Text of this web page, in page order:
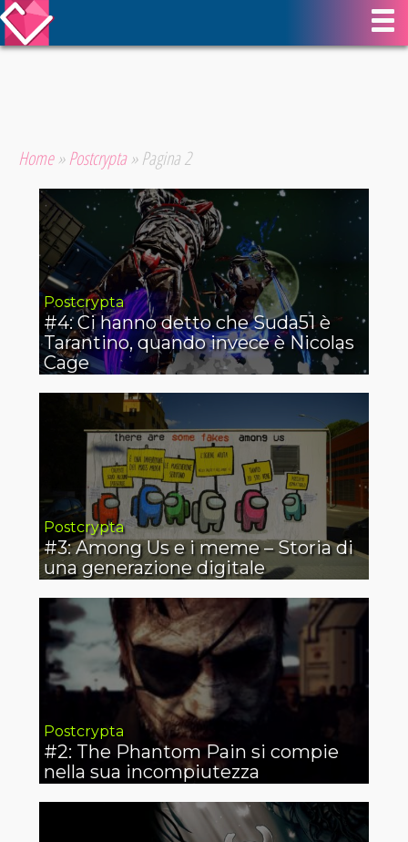
Home»Postcrypta»Pagina 2
Postcrypta
#4: Ci hanno detto che Suda51 è
Tarantino, quando invece è Nicolas
Cage
Postcrypta
#3: Among Us e i meme – Storia di
una generazione digitale
Postcrypta
#2: The Phantom Pain si compie
nella sua incompiutezza